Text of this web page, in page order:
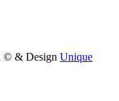
© & Design Unique